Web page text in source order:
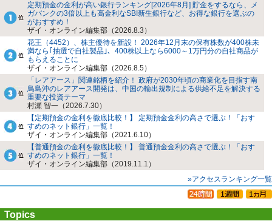
定期預金の金利が高い銀行ランキング[2026年8月] 貯金をするなら、メ
ガバンクの3倍以上も高金利なSBI新生銀行など、お得な銀行を選ぶの
がおすすめ！
ザイ・オンライン編集部（2026.8.3）
花王（4452）、株主優待を新設！ 2026年12月末の保有株数が400株未
満なら｢抽選で自社製品｣、400株以上なら6000～1万円分の自社商品が
もらえることに
ザイ・オンライン編集部（2026.8.5）
「レアアース」関連銘柄を紹介！ 政府が2030年頃の商業化を目指す南
鳥島沖のレアアース開発は、中国の輸出規制による供給不足を解決する
重要な投資テーマ
村瀬 智一（2026.7.30）
【定期預金の金利を徹底比較！】 定期預金金利の高さで選ぶ！「おす
すめのネット銀行」一覧！
ザイ・オンライン編集部（2021.6.10）
【普通預金の金利を徹底比較！】 普通預金金利の高さで選ぶ！「おす
すめのネット銀行」一覧！
ザイ・オンライン編集部（2019.11.1）
»アクセスランキング一覧
Topics